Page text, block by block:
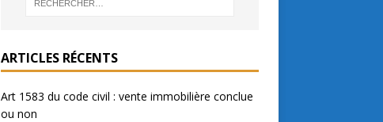
ARTICLES RÉCENTS
Art 1583 du code civil : vente immobilière conclue
ou non